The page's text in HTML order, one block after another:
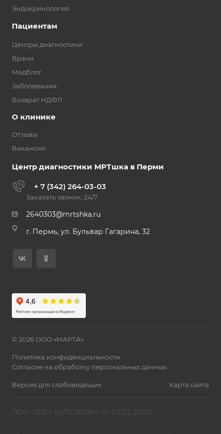
Эндокринология
Пациентам
Центры диагностики
Врачи
Медблог
Заболевания
Возврат НДФЛ
О клинике
Отзывы
Вакансии
Центр диагностики МРТшка в Перми
+ 7 (342) 264-03-03
Заказать звонок, 24/7
2640303@mrtshka.ru
г. Пермь, ул. Бульвар Гагарина, 32
© 2026 ООО «МАРТА»
Политика конфиденциальности
Согласие на обработку персональных данных
Версия для слабовидящих Карта сайта
Л041-01167-59/00363164 от 07.02.2020